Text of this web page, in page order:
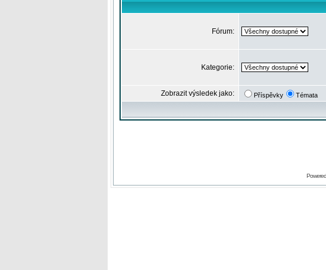
Fórum:
Kategorie:
Zobrazit výsledek jako: Příspěvky Témata